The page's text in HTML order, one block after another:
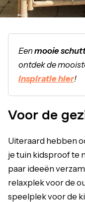
Eenmooie
ontdek de
inspiratie hier!
Voor de
Uiteraard hebben
je tuin kidsproof te
paar ideeën
relaxplek voor de
speelplek voor de